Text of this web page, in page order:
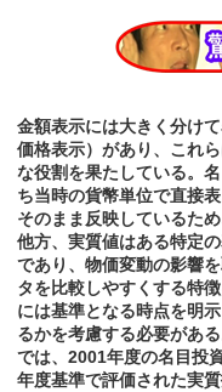
金額表示には大きく分け
価格表示）があり、これ
な役割を果たしている。
ち当時の貨幣単位で直接
そのまま反映しているた
他方、実質値はある特定
であり、物価変動の影響
タを比較しやすくする特
には基準となる時点を明
るかを考慮する必要があ
では、2001年度の名目投
年度基準で評価された実